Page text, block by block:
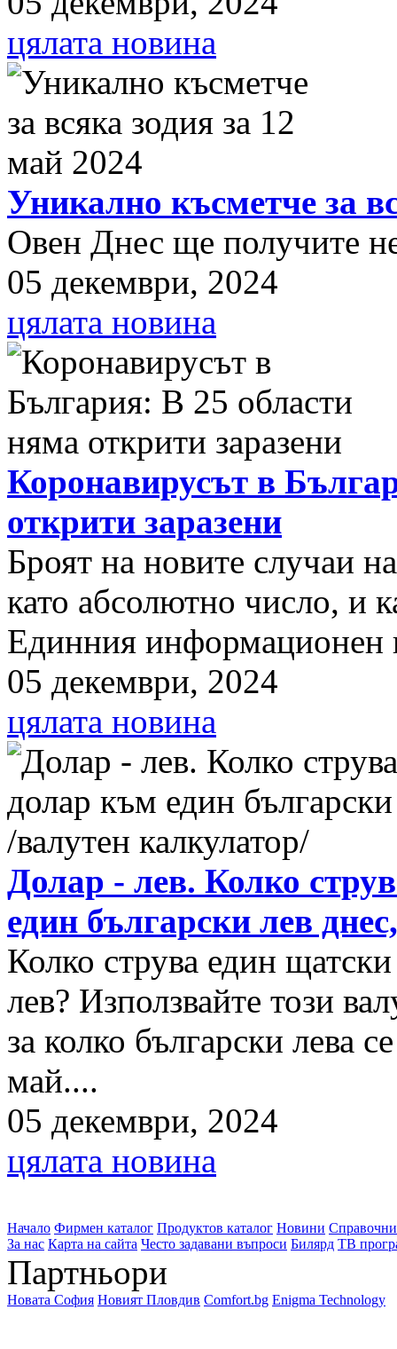
цялата новина
Уникално късметче за
Овен Днес ще получите
05 декември, 2024
цялата новина
Коронавирусът в
открити заразени
Броят на новите случаи
като абсолютно число, и
Единния информационен
05 декември, 2024
цялата новина
Долар - лев. Колко
един български лев
Колко струва един
лев? Използвайте този
за колко български лева
май....
05 декември, 2024
цялата новина
Начало Фирмен каталог Продуктов каталог Новини
За нас Карта на сайта Често задавани въпроси Билярд ТВ
Партньори
Новата София Новият Пловдив Comfort.bg Enigma Technology